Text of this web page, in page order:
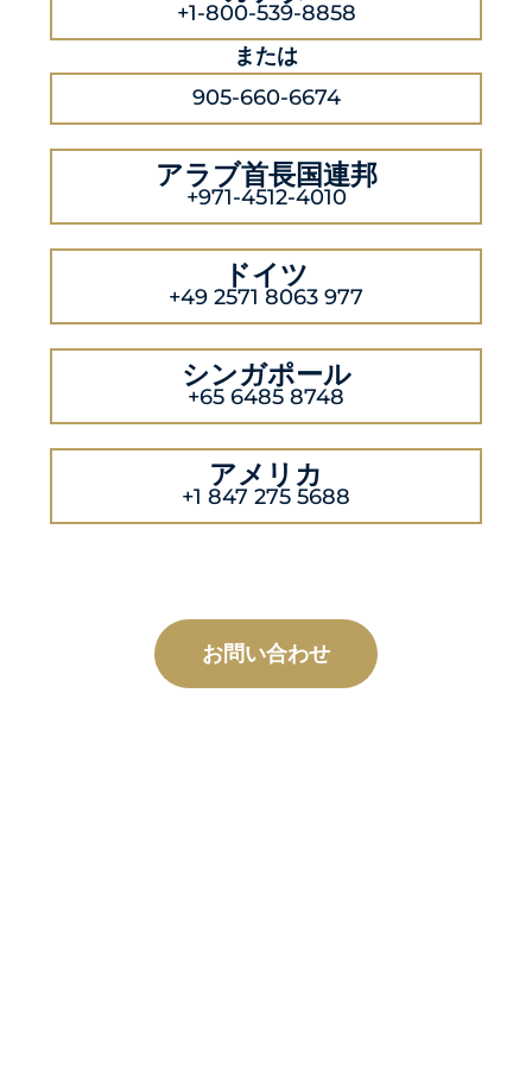
+1-800-539-8858
または
905-660-6674
アラブ首長国連邦
+971-4512-4010
ドイツ
+49 2571 8063 977
シンガポール
+65 6485 8748
アメリカ
+1 847 275 5688
お問い合わせ